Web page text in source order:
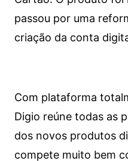
passou por uma
criação da conta
Com plataforma
Digio reúne todas as
dos novos produtos
compete muito bem